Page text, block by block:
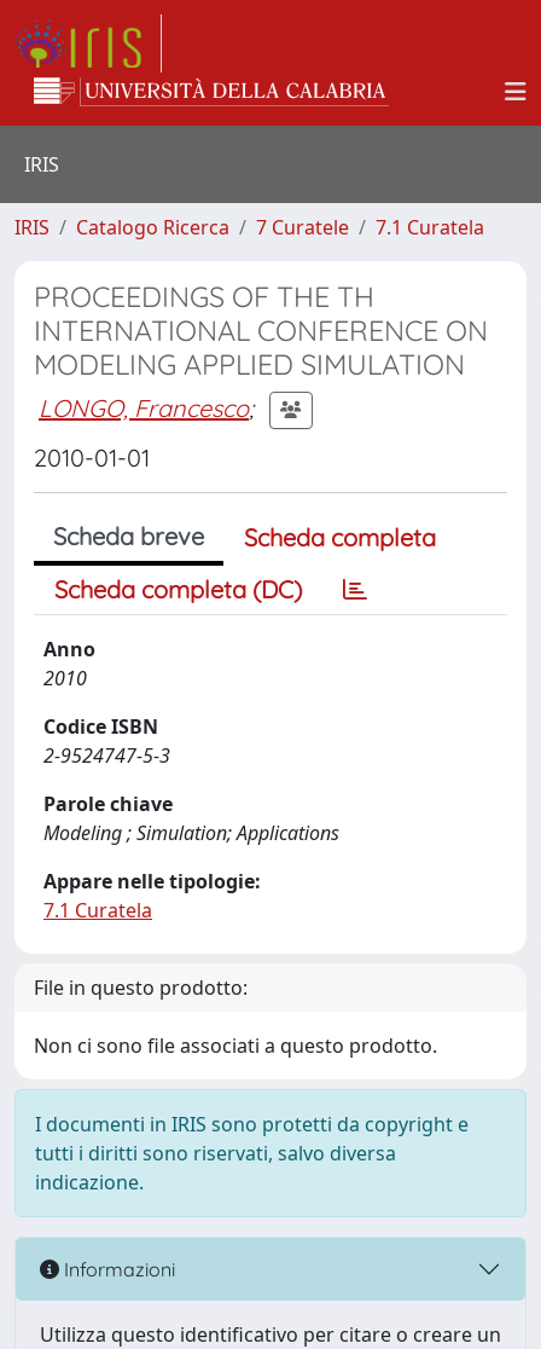
IRIS
IRIS Catalogo Ricerca 7 Curatele 7.1 Curatela
PROCEEDINGS OF THE TH
INTERNATIONAL CONFERENCE ON
MODELING APPLIED SIMULATION
LONGO, Francesco;
2010-01-01
Scheda breve
Scheda completa
Scheda completa (DC)
Anno
2010
Codice ISBN
2-9524747-5-3
Parole chiave
Modeling ; Simulation; Applications
Appare nelle tipologie:
7.1 Curatela
File in questo prodotto:
Non ci sono file associati a questo prodotto.
I documenti in IRIS sono protetti da copyright e
tutti i diritti sono riservati, salvo diversa
indicazione.
Informazioni
Utilizza questo identificativo per citare o creare un